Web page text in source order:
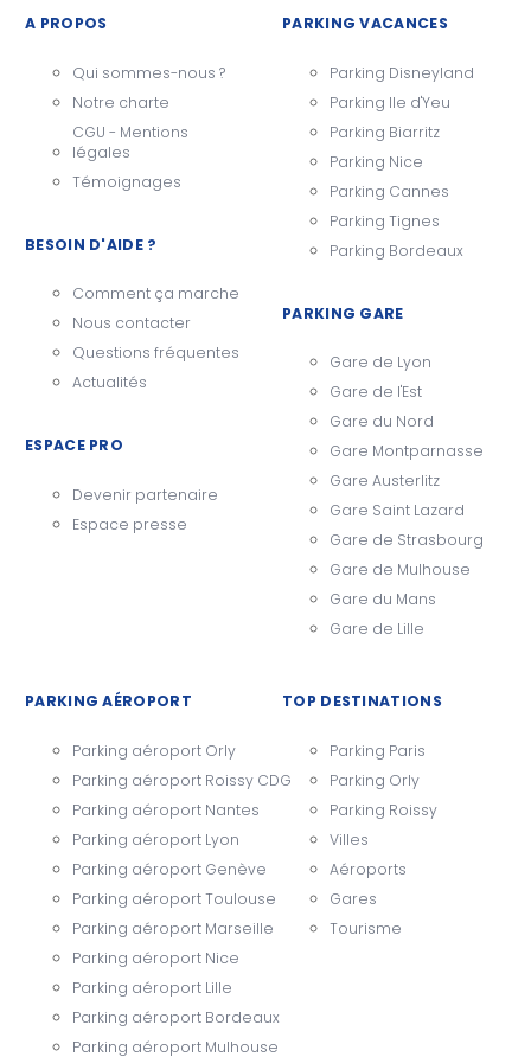
A PROPOS
Qui sommes-nous ?
Notre charte
CGU - Mentions
légales
Témoignages
BESOIN D'AIDE ?
Comment ça marche
Nous contacter
Questions fréquentes
Actualités
ESPACE PRO
Devenir partenaire
Espace presse
PARKING VACANCES
Parking Disneyland
Parking Ile d'Yeu
Parking Biarritz
Parking Nice
Parking Cannes
Parking Tignes
Parking Bordeaux
PARKING GARE
Gare de Lyon
Gare de l'Est
Gare du Nord
Gare Montparnasse
Gare Austerlitz
Gare Saint Lazard
Gare de Strasbourg
Gare de Mulhouse
Gare du Mans
Gare de Lille
PARKING AÉROPORT
Parking aéroport Orly
Parking aéroport Roissy CDG
Parking aéroport Nantes
Parking aéroport Lyon
Parking aéroport Genève
Parking aéroport Toulouse
Parking aéroport Marseille
Parking aéroport Nice
Parking aéroport Lille
Parking aéroport Bordeaux
Parking aéroport Mulhouse
TOP DESTINATIONS
Parking Paris
Parking Orly
Parking Roissy
Villes
Aéroports
Gares
Tourisme